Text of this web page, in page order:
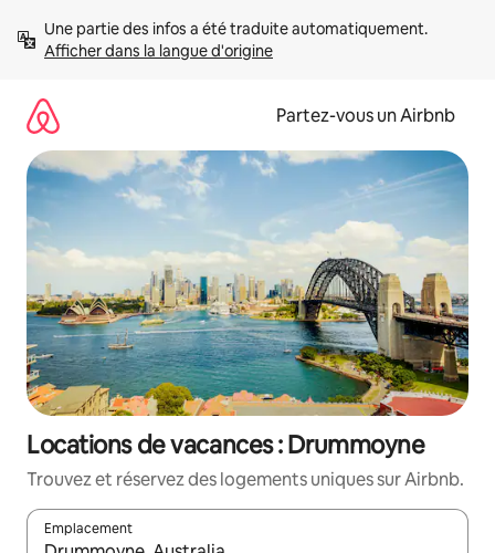
directement
Afficher dans la langue d'origine
Partez-vous un Airbnb
Locations de vacances : Drummoyne
Trouvez et réservez des logements uniques sur Airbnb.
Emplacement
Quand les résultats sont affichés, parcourez-les en utilisant